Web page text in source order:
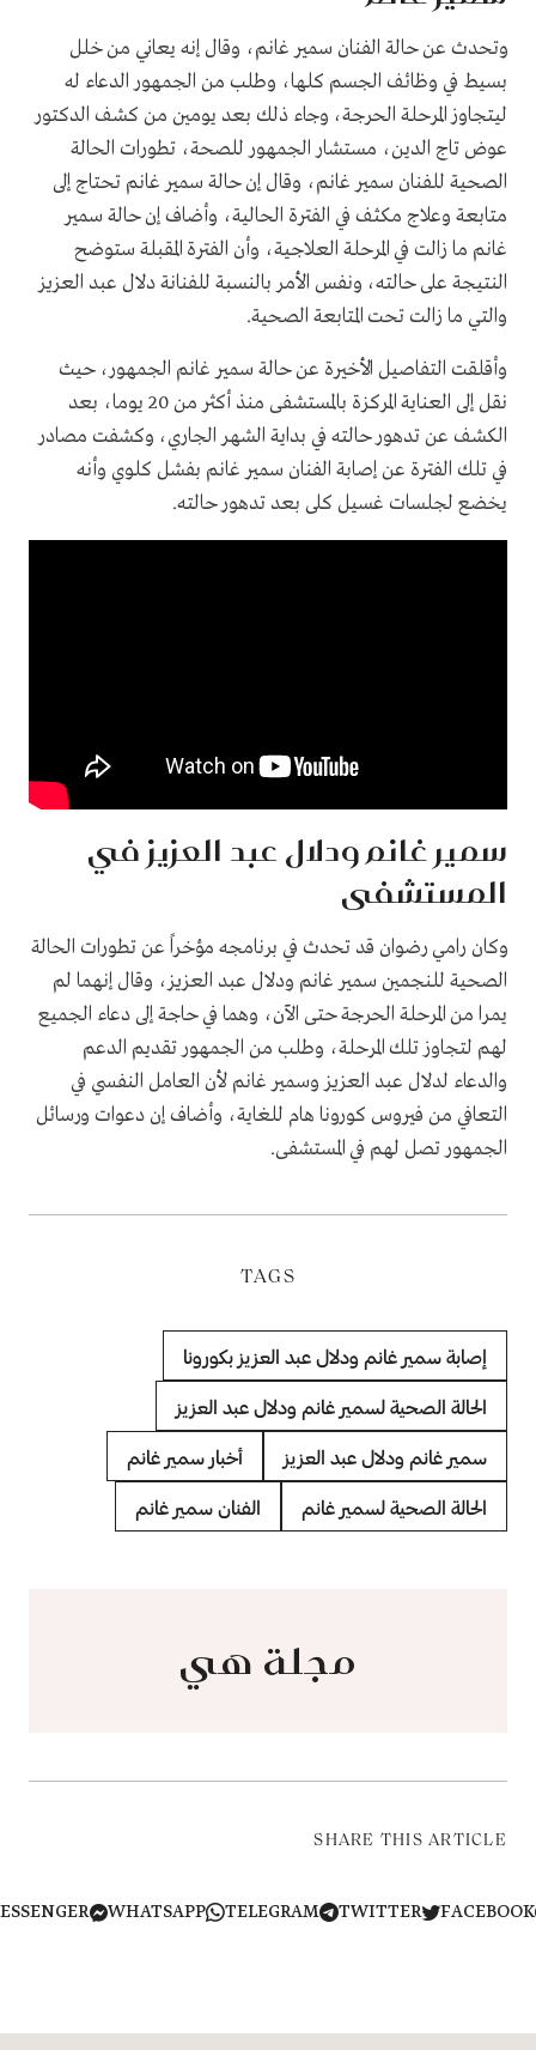
وتحدث عن حالة الفنان سمير غانم، وقال إنه يعاني من خلل
بسيط في وظائف الجسم كلها، وطلب من الجمهور الدعاء له
ليتجاوز المرحلة الحرجة، وجاء ذلك بعد يومين من كشف الدكتور
عوض تاج الدين، مستشار الجمهور للصحة، تطورات الحالة
الصحية للفنان سمير غانم، وقال إن حالة سمير غانم تحتاج إلى
متابعة وعلاج مكثف في الفترة الحالية، وأضاف إن حالة سمير
غانم ما زالت في المرحلة العلاجية، وأن الفترة المقبلة ستوضح
النتيجة على حالته، ونفس الأمر بالنسبة للفنانة دلال عبد العزيز
والتي ما زالت تحت المتابعة الصحية.
وأقلقت التفاصيل الأخيرة عن حالة سمير غانم الجمهور، حيث
نقل إلى العناية المركزة بالمستشفى منذ أكثر من 20 يوما، بعد
الكشف عن تدهور حالته في بداية الشهر الجاري، وكشفت مصادر
في تلك الفترة عن إصابة الفنان سمير غانم بفشل كلوي وأنه
يخضع لجلسات غسيل كلى بعد تدهور حالته.
سمير غانم ودلال عبد العزيز في
المستشفى
وكان رامي رضوان قد تحدث في برنامجه مؤخراً عن تطورات الحالة
الصحية للنجمين سمير غانم ودلال عبد العزيز، وقال إنهما لم
يمرا من المرحلة الحرجة حتى الآن، وهما في حاجة إلى دعاء الجميع
لهم لتجاوز تلك المرحلة، وطلب من الجمهور تقديم الدعم
والدعاء لدلال عبد العزيز وسمير غانم لأن العامل النفسي في
التعافي من فيروس كورونا هام للغاية، وأضاف إن دعوات ورسائل
الجمهور تصل لهم في المستشفى.
TAGS
إصابة سمير غانم ودلال عبد العزيز بكورونا
الحالة الصحية لسمير غانم ودلال عبد العزيز
سمير غانم ودلال عبد العزيز أخبار سمير غانم
الحالة الصحية لسمير غانم الفنان سمير غانم
مجلة هي
SHARE THIS ARTICLE
TWITTER
TELEGRAM
WHATSAPP
MESSENGER